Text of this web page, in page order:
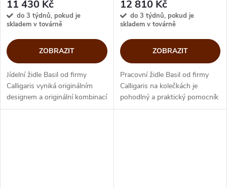
11 430 Kč
do 3 týdnů, pokud je
skladem v továrně
ZOBRAZIT
Jídelní židle Basil od firmy
Calligaris vyniká originálním
designem a originální kombinací
barev skořepiny a kovové
12 810 Kč
do 3 týdnů, pokud je
skladem v továrně
ZOBRAZIT
Pracovní židle Basil od firmy
Calligaris na kolečkách je
pohodlný a praktický pomocník
pro domácí pracovny. Báze